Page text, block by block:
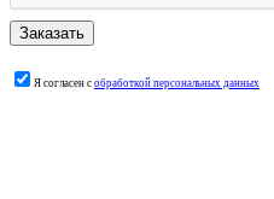
Я согласен с обработкой персональных данных